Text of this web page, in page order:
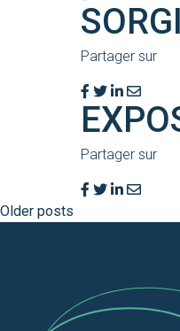
Partager sur
Partager sur
Older posts